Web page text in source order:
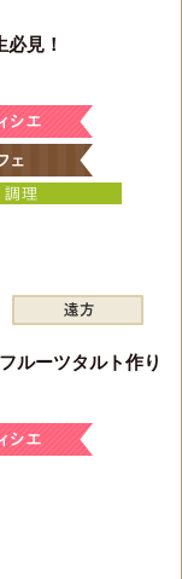
見！
ルーツタルト作り